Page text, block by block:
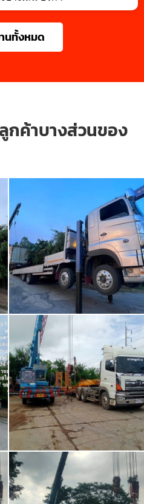
นทั้งหมด
กค้าบางส่วนของ